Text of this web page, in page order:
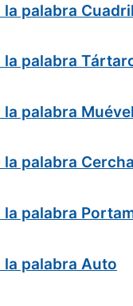
la palabra
la palabra
la palabra
la palabra Cercha
la palabra
la palabra Auto